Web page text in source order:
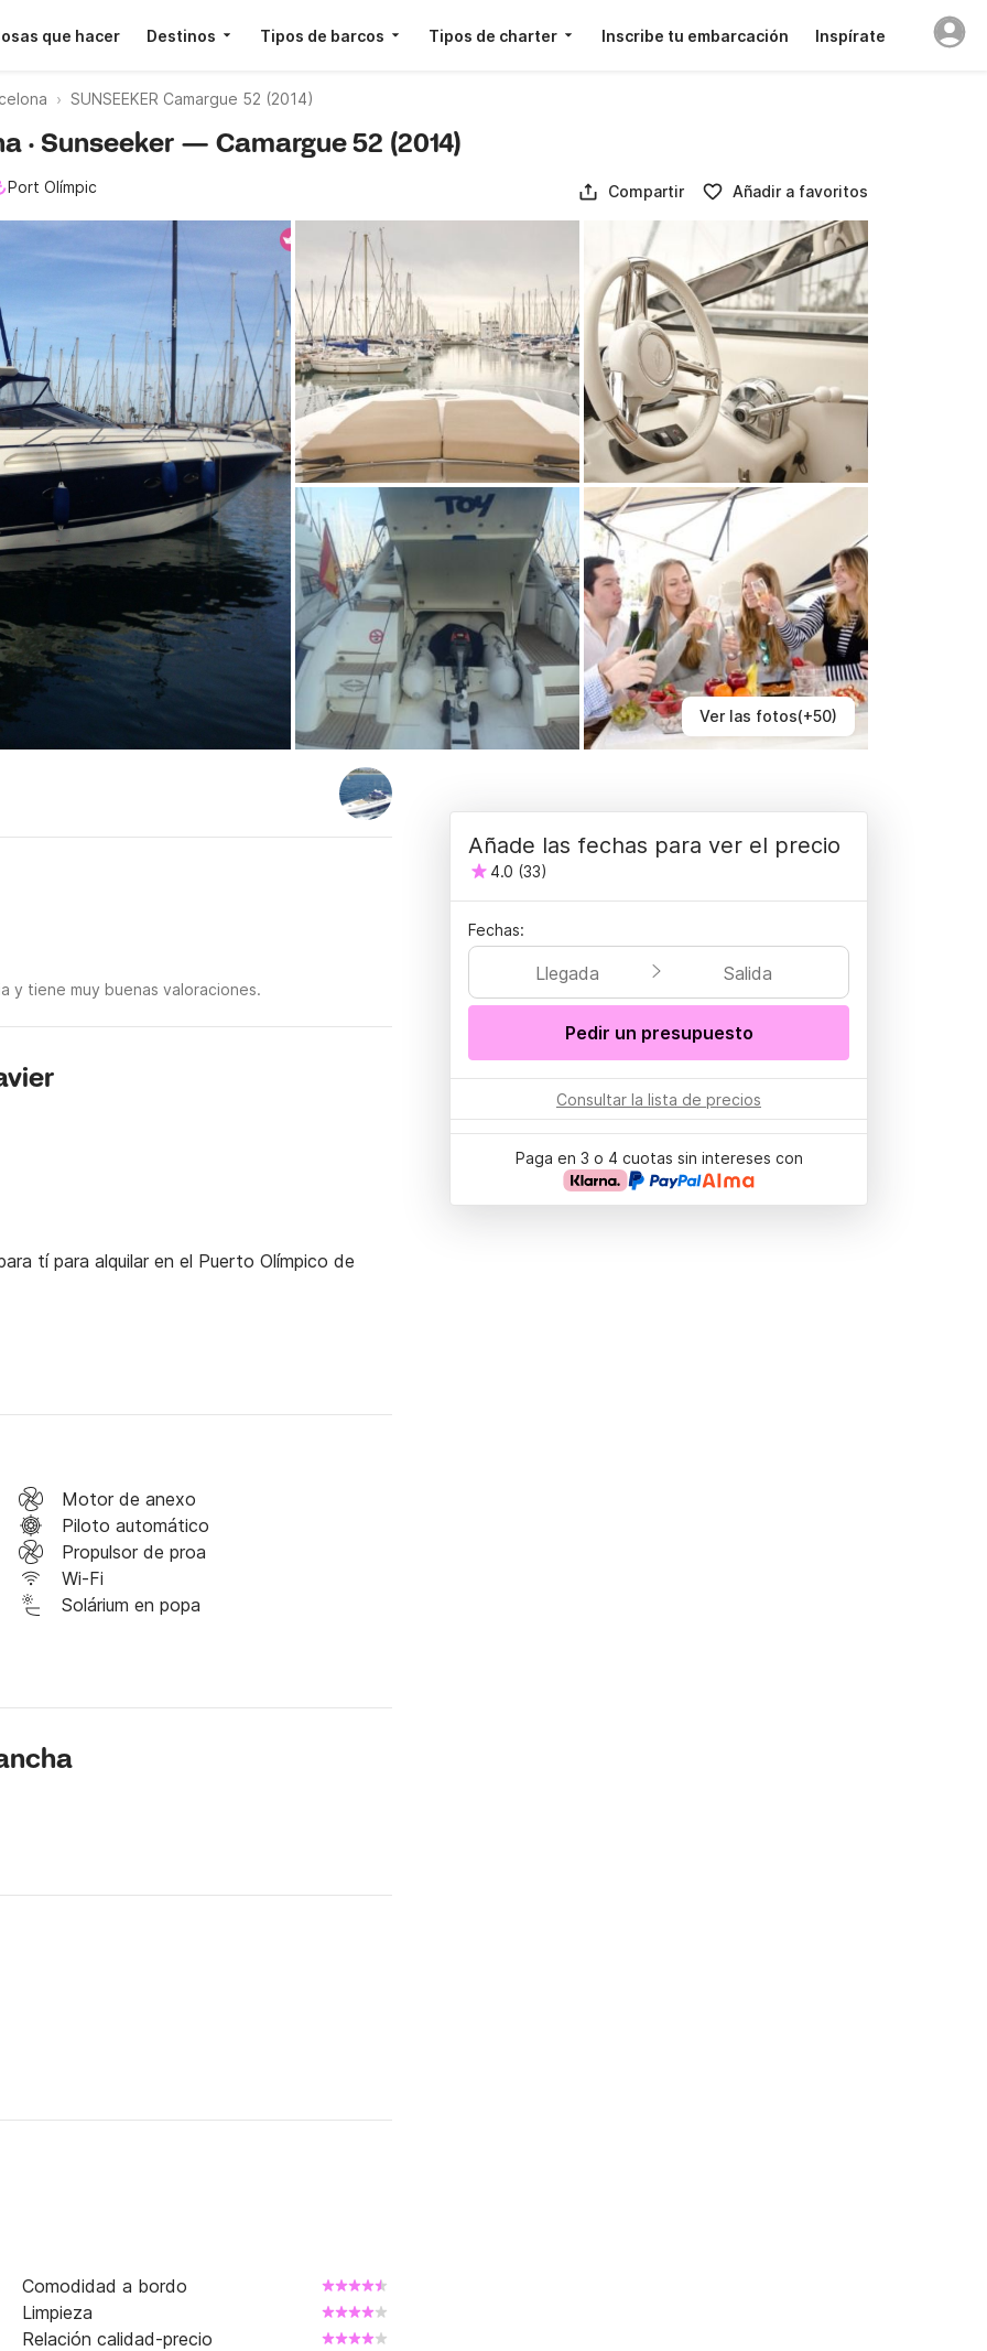
que hacer Destinos Tipos de barcos Tipos de charter Inscribe tu embarcación Inspírate
SUNSEEKER Camargue 52 (2014)
Ver las fotos(+50)
· Sunseeker — Camargue 52 (2014)
Port Olímpic Compartir Añadir a favoritos
y tiene muy buenas valoraciones.
tí para alquilar en el Puerto Olímpico de
navegación tuya, en pareja, con amigos, o
provista de dos camas individuales.
sin cargo
sky banana etc
Motor de anexo
Piloto automático
Propulsor de proa
Wi-Fi
Solárium en popa
Comodidad a bordo
Limpieza
Relación calidad-precio
Añade las fechas para ver el precio
4.0 (33)
Fechas:
Llegada Salida
Pedir un presupuesto
Consultar la lista de precios
Paga en 3 o 4 cuotas sin intereses con